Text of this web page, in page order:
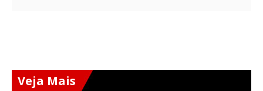
Veja Mais